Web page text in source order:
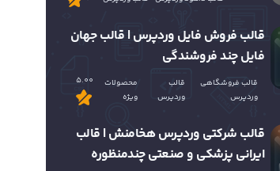
قالب فروش فایل وردپرس | قالب جهان
فایل چند فروشندگی
قالب فروشگاهی
وردپرس
قالب
وردپرس
محصولات
ویژه
5.00
قالب شرکتی وردپرس هخامنش | قالب
ایرانی پزشکی و صنعتی چندمنظوره